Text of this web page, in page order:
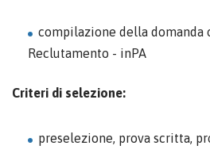
compilazione della domanda
Reclutamento - inPA
Criteri di selezione:
preselezione, prova scritta,